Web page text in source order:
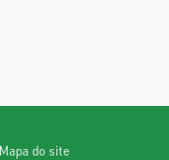
Mapa do site